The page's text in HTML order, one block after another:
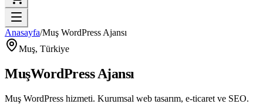
Anasayfa/Muş WordPress Ajansı
Muş, Türkiye
MuşWordPress Ajansı
Muş WordPress hizmeti. Kurumsal web tasarım, e-ticaret ve SEO.